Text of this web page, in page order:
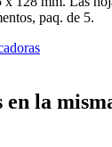
paq. de 5.
en la